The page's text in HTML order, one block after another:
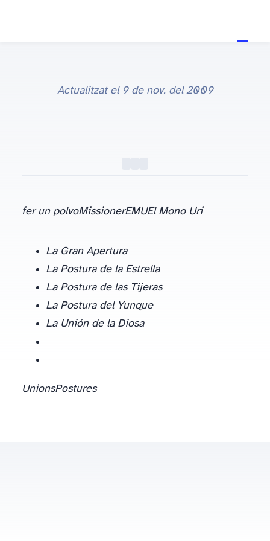
Actualitzat el 9 de nov. del 2009
fer un polvoMissionerEMUEl Mono Uri
La Gran Apertura
La Postura de la Estrella
La Postura de las Tijeras
La Postura del Yunque
La Unión de la Diosa
UnionsPostures